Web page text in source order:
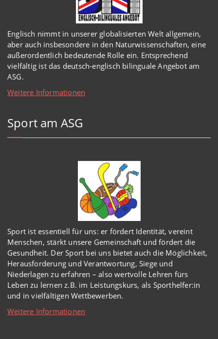
Englisch nimmt in unserer globalisierten Welt allgemein,
aber auch insbesondere in den Naturwissenschaften, eine
außerordentlich bedeutende Rolle ein. Entsprechend
vielfältig ist das deutsch-englisch bilinguale Angebot am
ASG.
Weitere Informationen
Sport am ASG
Sport ist essentiell für uns: er fördert Identität, vereint
Menschen, stärkt unsere Gemeinschaft und fördert die
Gesundheit. Der Sport bei uns bietet auch die Möglichkeit,
Herausforderung und Verantwortung, Siege und
Niederlagen zu erfahren – also wertvolle Lehren fürs
Leben zu lernen z.B. im Leistungskurs, als Sporthelfer:in
und in vielfältigen Wettbewerben.
Weitere Informationen